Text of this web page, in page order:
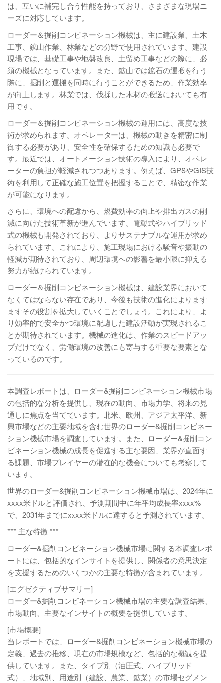
は、互いに補完し合う性能を持っており、さまざまな現場ニ
ーズに対応しています。
ローダー＆掘削コンビネーション機械は、主に建設業、土木
工事、鉱山作業、林業などの分野で使用されています。建設
現場では、基礎工事や地盤改良、土留め工事などの際に、必
須の機械となっています。また、鉱山では鉱石の運搬を行う
際に、掘削と運搬を同時に行うことができるため、作業効率
が向上します。林業では、伐採した木材の搬送においても有
用です。
ローダー＆掘削コンビネーション機械の運用には、高度な技
術が求められます。オペレーターは、機械の動きを精密に制
御する必要があり、安全性を確保するための知識も必要で
す。最近では、オートメーション技術の導入により、オペレ
ーターの負担が軽減されつつあります。例えば、GPSやGIS技
術を利用して正確な施工位置を把握することで、精密な作業
が可能になります。
さらに、環境への配慮から、燃費効率の向上や排出ガスの削
減に向けた技術革新が進んでいます。電動式やハイブリッド
式の機械も開発されており、よりサステナブルな運用が求め
られています。これにより、施工現場における騒音や振動の
軽減が期待されており、周辺環境への影響を最小限に抑える
努力が続けられています。
ローダー＆掘削コンビネーション機械は、建設業界において
なくてはならない存在であり、今後も技術の進化によります
ますその役割を拡大していくことでしょう。これにより、よ
り効率的で安全かつ環境に配慮した建設活動が実現されるこ
とが期待されています。機械の進化は、作業のスピードアッ
プだけでなく、労働環境の改善にも寄与する重要な要素とな
っているのです。
本調査レポートは、ローダー&掘削コンビネーション機械市場
の包括的な分析を提供し、現在の動向、市場力学、将来の見
通しに焦点を当てています。北米、欧州、アジア太平洋、新
興市場などの主要地域を含む世界のローダー&掘削コンビネー
ション機械市場を調査しています。また、ローダー&掘削コン
ビネーション機械の成長を促進する主な要因、業界が直面す
る課題、市場プレイヤーの潜在的な機会についても考察して
います。
世界のローダー&掘削コンビネーション機械市場は、2024年に
xxxx米ドルと評価され、予測期間中に年平均成長率xxxx%
で、2031年までにxxxx米ドルに達すると予測されています。
*** 主な特徴 ***
ローダー&掘削コンビネーション機械市場に関する本調査レポ
ートには、包括的なインサイトを提供し、関係者の意思決定
を支援するためのいくつかの主要な特徴が含まれています。
[エグゼクティブサマリー]
ローダー&掘削コンビネーション機械市場の主要な調査結果、
市場動向、主要なインサイトの概要を提供しています。
[市場概要]
当レポートでは、ローダー&掘削コンビネーション機械市場の
定義、過去の推移、現在の市場規模など、包括的な概観を提
供しています。また、タイプ別（油圧式、ハイブリッド
式）、地域別、用途別（建設、農業、鉱業）の市場セグメン